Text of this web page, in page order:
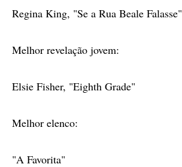
Regina King, "Se a Rua Beale Falasse"
Melhor revelação jovem:
Elsie Fisher, "Eighth Grade"
Melhor elenco:
"A Favorita"